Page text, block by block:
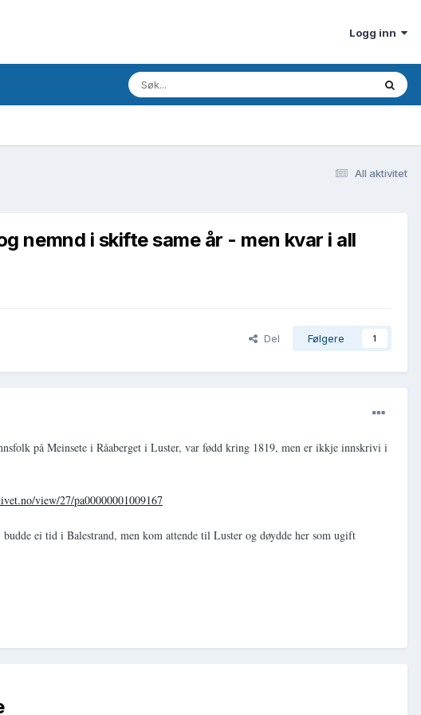
Logg inn
All aktivitet
nemnd i skifte same år - men kvar i all
Del Følgere 1
på Meinsete i Råaberget i Luster, var fødd kring 1819, men er ikkje innskrivi i
view/27/pa00000001009167
ei tid i Balestrand, men kom attende til Luster og døydde her som ugift